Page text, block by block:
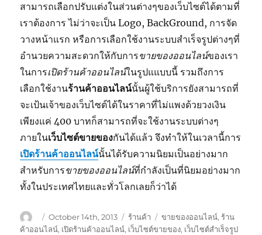
สามารถเลือกปรับแต่งในส่วนต่างๆของเว็บไซต์ได้ตามที่
เราต้องการ ไม่ว่าจะเป็น Logo, BackGround, การจัด
วางหน้าแรก หรือการเลือกใช้งานระบบสำเร็จรูปต่างๆที่
อำนวยความสะดวกให้กับการขายของออนไลน์ของเรา
ในการเปิดร้านค้าออนไลน์ในรูปแแบบนี้ รวมถึงการ
เลือกใช้งานร้านค้าออนไลน์นั้นผู้ใช้บริการยังสามารถที่
จะเป้นเจ้าของเว็บไซต์ได้ในราคาที่ไม่แพงด้วยวงเงิน
เพียงแค่ 400 บาทก็สามารถที่จะใช้งานระบบต่างๆ
ภายในเว็บไซต์ขายของกันได้แล้ว จึงทำให้ในเวลานี้การ
เปิดร้านค้าออนไลน์นั้นได้รับความนิยมเป็นอย่างมาก
สำหรับการขายของออนไลน์ที่กำลังเป็นที่นิยมอย่างมาก
ทั้งในประเทศไทยและทั่วโลกเลยก็ว่าได้
Author
Posted
on
October 14th, 2013 Categories
ร้านค้า Tags
ขายของออนไลน์,ร้าน
ค้าออนไลน์, เปิดร้านค้าออนไลน์, เว็บไซต์ขายของ, เว็บไซต์สำเร็จรูป